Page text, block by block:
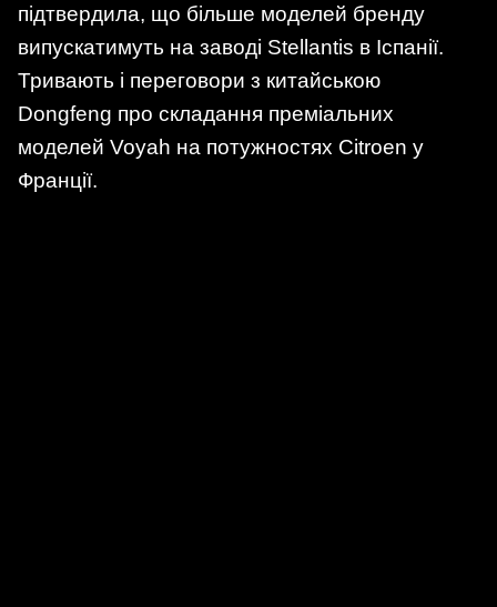
підтвердила, що більше моделей бренду
випускатимуть на заводі Stellantis в Іспанії.
Тривають і переговори з китайською
Dongfeng про складання преміальних
моделей Voyah на потужностях Citroen у
Франції.